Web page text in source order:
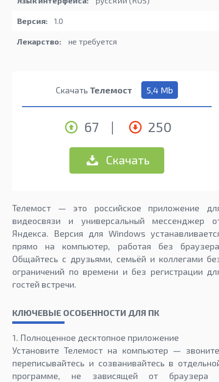
Версия: 1.0
Лекарство: не требуется
Скачать Телемост 5,4 Mb
67 | 250
Скачать
Телемост — это российское приложение
видеосвязи и универсальный мессенджер
Яндекса. Версия для Windows
прямо на компьютер, работая без
Общайтесь с друзьями, семьёй и коллегами
ограничений по времени и без регистрации
гостей встречи.
КЛЮЧЕВЫЕ ОСОБЕННОСТИ ДЛЯ ПК
1. Полноценное десктопное приложение
Установите Телемост на компьютер —
переписывайтесь и созванивайтесь в
программе, не зависящей от браузера